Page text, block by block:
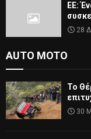
ΕΕ:
28
AUTO MOTO
Το
30